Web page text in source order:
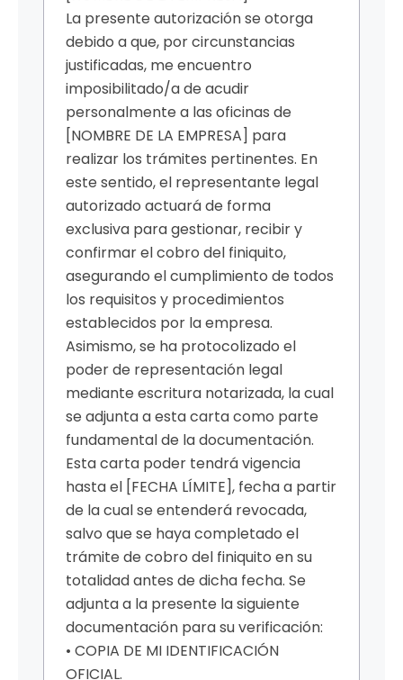
La presente autorización se otorga
debido a que, por circunstancias
justificadas, me encuentro
imposibilitado/a de acudir
personalmente a las oficinas de
[NOMBRE DE LA EMPRESA] para
realizar los trámites pertinentes. En
este sentido, el representante legal
autorizado actuará de forma
exclusiva para gestionar, recibir y
confirmar el cobro del finiquito,
asegurando el cumplimiento de todos
los requisitos y procedimientos
establecidos por la empresa.
Asimismo, se ha protocolizado el
poder de representación legal
mediante escritura notarizada, la cual
se adjunta a esta carta como parte
fundamental de la documentación.
Esta carta poder tendrá vigencia
hasta el [FECHA LÍMITE], fecha a partir
de la cual se entenderá revocada,
salvo que se haya completado el
trámite de cobro del finiquito en su
totalidad antes de dicha fecha. Se
adjunta a la presente la siguiente
documentación para su verificación:
• COPIA DE MI IDENTIFICACIÓN
OFICIAL.